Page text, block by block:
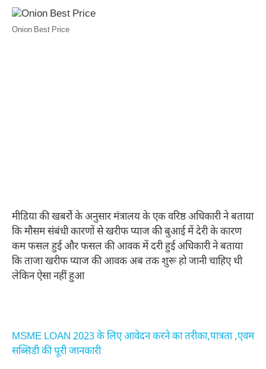
Onion Best Price
मीडिया की खबरोें के अनुसार मंत्रालय के एक वरिष्ठ अधिकारी ने बताया
कि मौसम संबंधी कारणों से खरीफ प्याज की बुआई में देरी के कारण
कम फसल हुई और फसल की आवक में दरी हुई अधिकारी ने बताया
कि ताजा खरीफ प्याज की आवक अब तक शुरू हो जानी चाहिए थी
लेकिन ऐसा नहीं हुआ
MSME LOAN 2023 के लिए आवेदन करने का तरीका,पात्रता ,एवम
सब्सिडी की पूरी जानकारी